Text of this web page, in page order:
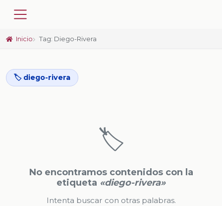
Inicio Tag: Diego-Rivera
🏷️ diego-rivera
🏷️
No encontramos contenidos con la
etiqueta «diego-rivera»
Intenta buscar con otras palabras.